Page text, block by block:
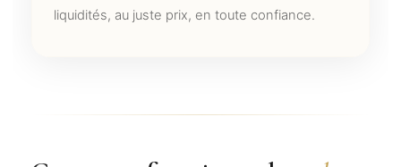
liquidités, au juste prix, en toute confiance.